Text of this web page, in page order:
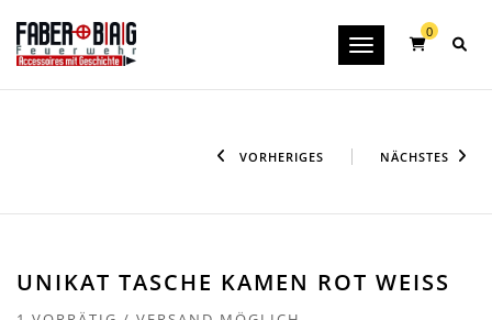
Toggle navigation
0
VORHERIGES NÄCHSTES
UNIKAT TASCHE KAMEN ROT WEISS